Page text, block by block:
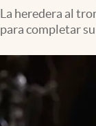
La heredera al
para completar